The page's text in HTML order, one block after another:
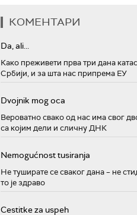
КОМЕНТАРИ
Da, ali...
Како преживети прва три дана
Србији, и за шта нас припрема ЕУ
Dvojnik mog oca
Вероватно свако од нас има свог
са којим дели и сличну ДНК
Nemogućnost tusiranja
Не туширате се сваког дана – не
то је здраво
Cestitke za uspeh